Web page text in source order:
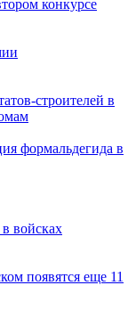
конкурсе
строителей в
формальдегида в
войсках
появятся еще 11